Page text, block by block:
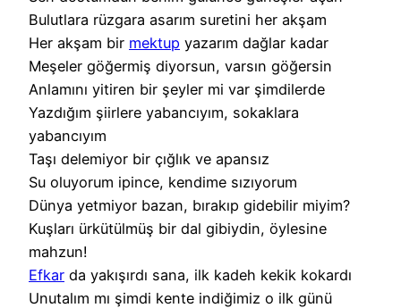
Bulutlara rüzgara asarım suretini her akşam
Her akşam bir mektup yazarım dağlar kadar
Meşeler göğermiş diyorsun, varsın göğersin
Anlamını yitiren bir şeyler mi var şimdilerde
Yazdığım şiirlere yabancıyım, sokaklara
yabancıyım
Taşı delemiyor bir çığlık ve apansız
Su oluyorum ipince, kendime sızıyorum
Dünya yetmiyor bazan, bırakıp gidebilir miyim?
Kuşları ürkütülmüş bir dal gibiydin, öylesine
mahzun!
Efkar da yakışırdı sana, ilk kadeh kekik kokardı
Unutalım mı şimdi kente indiğimiz o ilk günü